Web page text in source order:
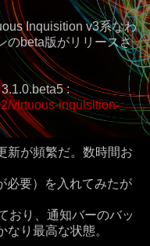
Inquisition v3系なわ
のbeta版がリリースさ
:
virtuous-inquisition-
新が頻繁だ。数時間お
必要）を入れてみたが
おり、通知バーのバッ
り最高な状態。